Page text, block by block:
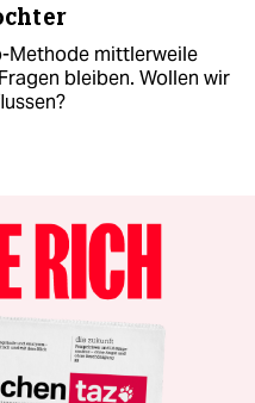
Methode mittlerweile
bleiben. Wollen wir